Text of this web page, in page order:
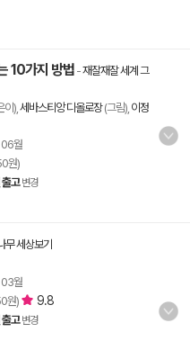
10가지 방법 -재잘재잘 세계 그
이), 세바스티앙 디올로장(그림), 이정
월
원)
고 변경
무 세상보기
월
원) 9.8
고 변경